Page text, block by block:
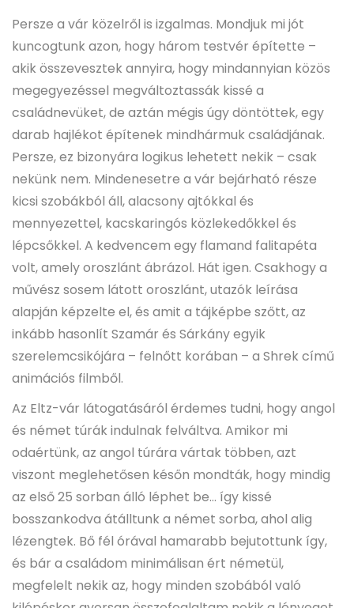
Persze a vár közelről is izgalmas. Mondjuk mi jót
kuncogtunk azon, hogy három testvér építette –
akik összevesztek annyira, hogy mindannyian közös
megegyezéssel megváltoztassák kissé a
családnevüket, de aztán mégis úgy döntöttek, egy
darab hajlékot építenek mindhármuk családjának.
Persze, ez bizonyára logikus lehetett nekik – csak
nekünk nem. Mindenesetre a vár bejárható része
kicsi szobákból áll, alacsony ajtókkal és
mennyezettel, kacskaringós közlekedőkkel és
lépcsőkkel. A kedvencem egy flamand falitapéta
volt, amely oroszlánt ábrázol. Hát igen. Csakhogy a
művész sosem látott oroszlánt, utazók leírása
alapján képzelte el, és amit a tájképbe szőtt, az
inkább hasonlít Szamár és Sárkány egyik
szerelemcsikójára – felnőtt korában – a Shrek című
animációs filmből.
Az Eltz-vár látogatásáról érdemes tudni, hogy angol
és német túrák indulnak felváltva. Amikor mi
odaértünk, az angol túrára vártak többen, azt
viszont meglehetősen későn mondták, hogy mindig
az első 25 sorban álló léphet be… így kissé
bosszankodva átálltunk a német sorba, ahol alig
lézengtek. Bő fél órával hamarabb bejutottunk így,
és bár a családom minimálisan ért németül,
megfelelt nekik az, hogy minden szobából való